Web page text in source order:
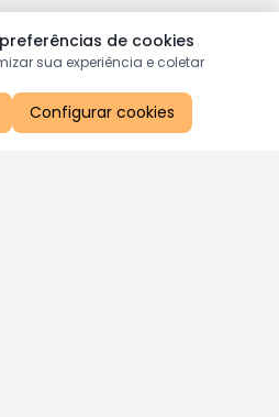
de cookies
sua experiência e coletar
Configurar cookies